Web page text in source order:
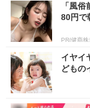
「風
80円で
PR(健商
イヤイ
どもの